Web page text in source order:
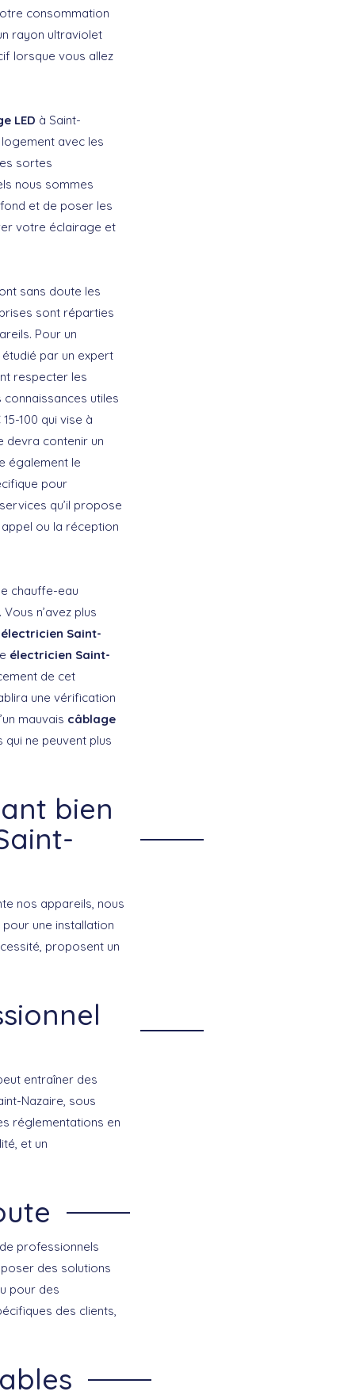
consommation
rayon ultraviolet
lorsque vous allez
LED à Saint-
avec les
sortes
nous sommes
et de poser les
votre éclairage et
sans doute les
sont réparties
Pour un
par un expert
respecter les
utiles
100 qui vise à
devra contenir un
également le
pour
qu’il propose
ou la réception
chauffe-eau
n’avez plus
électricien Saint-
électricien Saint-
de cet
une vérification
mauvais câblage
qui ne peuvent plus
bien
nos appareils, nous
une installation
proposent un
entraîner des
Nazaire, sous
réglementations en
et un
professionnels
des solutions
pour des
des clients,